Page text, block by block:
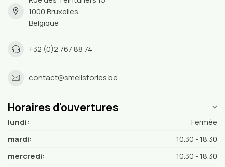
1000 Bruxelles
Belgique
+32 (0)2 767 88 74
contact@smellstories.be
Horaires d'ouvertures
lundi:
Fermée
mardi:
10.30 - 18.30
mercredi:
10.30 - 18.30